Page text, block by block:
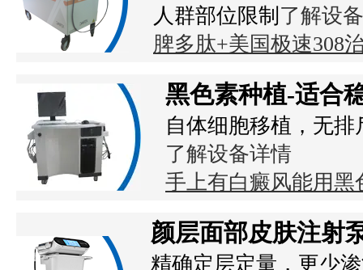
人群部位限制 了解设
脾多肽+美国极速308
黑色素种植-适合
自体细胞移植，无
了解设备详情
手上有白癜风能用黑
颜层面部皮肤注射
精确定层定量，更少